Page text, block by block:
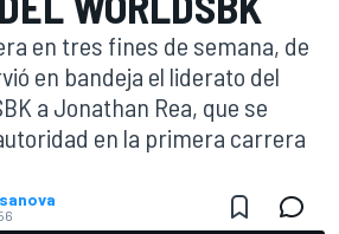
en tres fines de semana, de
en bandeja el liderato del
a Jonathan Rea, que se
en la primera carrera